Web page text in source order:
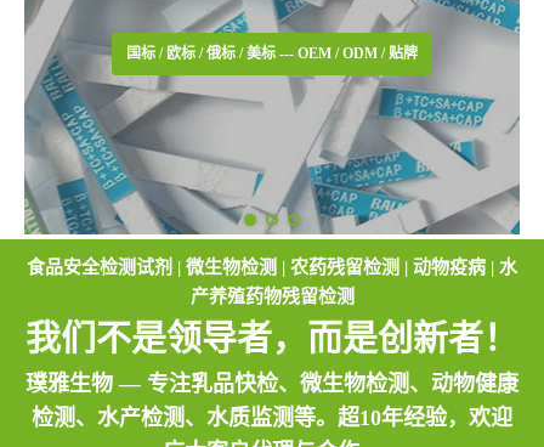
热线： 020 3947 9163
食品安全检测试剂 | 微生物检测 | 农药残留检测 | 动物疫病 | 水
产养殖药物残留检测
我们不是领导者，而是创新者！
璞雅生物 — 专注乳品快检、微生物检测、动物健康
检测、水产检测、水质监测等。超10年经验，欢迎